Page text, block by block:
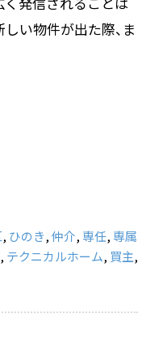
い物件が出た際、ま
, ひのき,仲介, 専任, 専属
, テクニカルホーム, 買主,